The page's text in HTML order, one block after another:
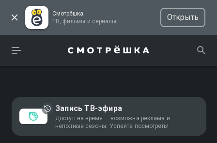
Смотрёшка
ТВ, фильмы и сериалы
Открыть
Запись ТВ-эфира
Доступ на время — возможна реклама и
неполные сезоны. Успейте посмотреть!